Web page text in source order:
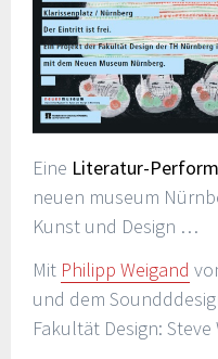
Eine Literatur-
neuen museum
Kunst und Design …
Mit Philipp Weigand
und dem
Fakultät Design: Steve